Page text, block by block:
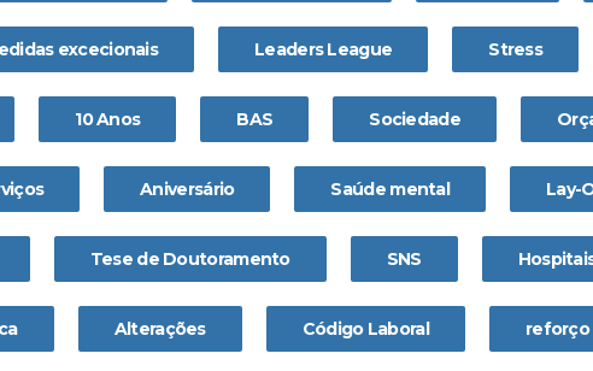
excecionais Leaders League Stress
10 Anos BAS Sociedade
Aniversário Saúde mental Lay-
Tese de Doutoramento SNS
Alterações Código Laboral reforço